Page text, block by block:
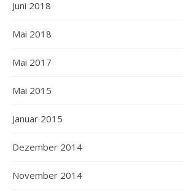
Juni 2018
Mai 2018
Mai 2017
Mai 2015
Januar 2015
Dezember 2014
November 2014